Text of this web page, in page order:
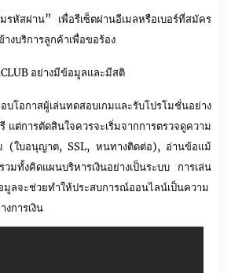
หัสผ่าน” เพื่อรีเซ็ตผ่านอีเมลหรือเบอร์ที่สมัคร
งบริการลูกค้าเพื่อขอร้อง
อย่างมีข้อมูลและมีสติ
โอกาสผู้เล่นทดสอบเกมและรับโปรโมชั่นอย่าง
แต่การตัดสินใจควรจะเริ่มจากการตรวจดูความ
(ใบอนุญาต, SSL, หนทางติดต่อ), อ่านข้อแม้
มทั้งคิดแผนบริหารเงินอย่างเป็นระบบ การเล่น
ลจะช่วยทำให้ประสบการณ์ออนไลน์เป็นความ
งการเงิน